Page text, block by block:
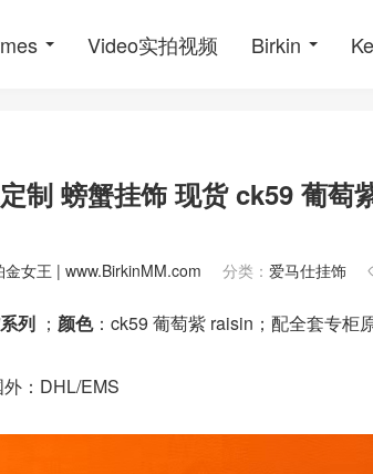
Video实拍视频 Birkin
制 螃蟹挂饰 现货 ck59 葡萄
金女王 | www.BirkinMM.com 分类： 爱马仕挂饰
列 ； 颜色：ck59 葡萄紫 raisin；配全套专柜
外：DHL/EMS